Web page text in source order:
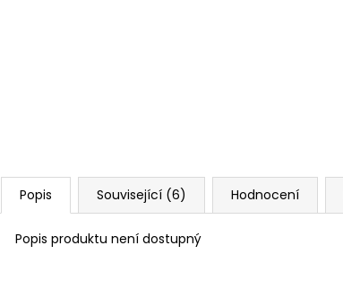
Popis Související (6) Hodnocení
Popis produktu není dostupný